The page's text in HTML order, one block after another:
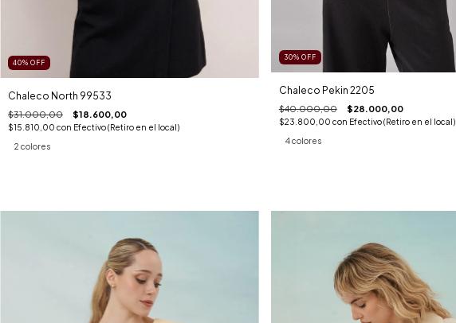
40% OFF
Chaleco North 99533
$31.000,00 $18.600,00
$15.810,00 con Efectivo (Retiro en el local)
2 colores
30% OFF
Chaleco Pekin 2205
$40.000,00 $28.000,00
$23.800,00 con Efectivo (Retiro en el local)
4 colores